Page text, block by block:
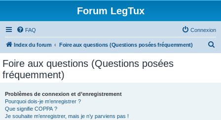
Forum LegTux
FAQ Connexion
Index du forum Foire aux questions (Questions posées fréquemment)
Foire aux questions (Questions posées
fréquemment)
Problèmes de connexion et d’enregistrement
Pourquoi dois-je m’enregistrer ?
Que signifie COPPA ?
Je souhaite m’enregistrer, mais je n’y parviens pas !